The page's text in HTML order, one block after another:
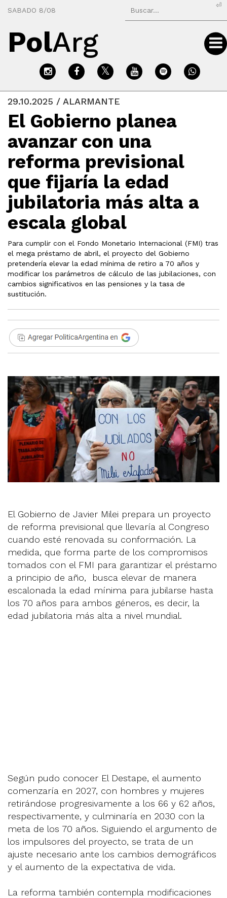
SABADO 8/08
⏎
PolArg
29.10.2025 / ALARMANTE
El Gobierno planea
avanzar con una
reforma previsional
que fijaría la edad
jubilatoria más alta a
escala global
Para cumplir con el Fondo Monetario Internacional (FMI) tras
el mega préstamo de abril, el proyecto del Gobierno
pretendería elevar la edad mínima de retiro a 70 años y
modificar los parámetros de cálculo de las jubilaciones, con
cambios significativos en las pensiones y la tasa de
sustitución.
El Gobierno de Javier Milei prepara un proyecto
de reforma previsional que llevaría al Congreso
cuando esté renovada su conformación. La
medida, que forma parte de los compromisos
tomados con el FMI para garantizar el préstamo
a principio de año, busca elevar de manera
escalonada la edad mínima para jubilarse hasta
los 70 años para ambos géneros, es decir, la
edad jubilatoria más alta a nivel mundial.
Según pudo conocer El Destape, el aumento
comenzaría en 2027, con hombres y mujeres
retirándose progresivamente a los 66 y 62 años,
respectivamente, y culminaría en 2030 con la
meta de los 70 años. Siguiendo el argumento de
los impulsores del proyecto, se trata de un
ajuste necesario ante los cambios demográficos
y el aumento de la expectativa de vida.
La reforma también contempla modificaciones